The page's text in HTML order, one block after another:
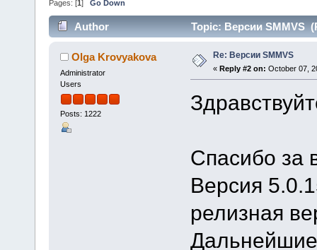
Pages: [1 ] Go Down
Author Topic: Версии SMMVS
Olga Krovyakova
Administrator
Users
Posts: 1222
Re: Версии SMMVS
« Reply #2 on: October 07,
Спасибо за
Версия
релизная